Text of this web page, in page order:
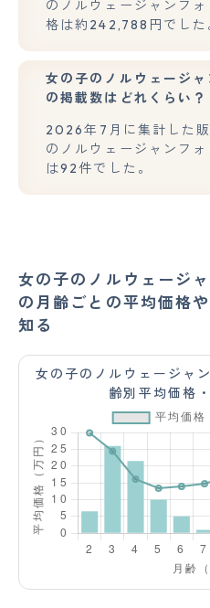
のノルウェージャンフ
格は約242,788円でした
女の子のノルウェージ
の掲載数はどれくらい？
2026年7月に集計した
のノルウェージャンフ
は92件でした。
女の子のノルウェージ
の月齢ごとの平均価格
知る
女の子のノルウェージャ
齢別平均価格